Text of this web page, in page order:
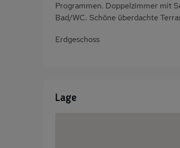
Programmen. Doppelzimmer mit
Bad/WC. Schöne überdachte
Erdgeschoss
Lage